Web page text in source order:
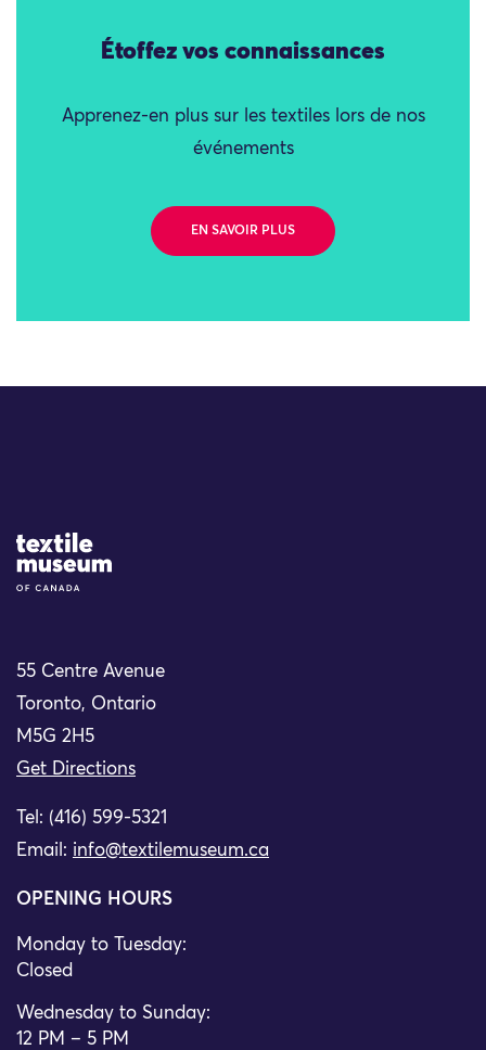
Étoffez vos connaissances
Apprenez-en plus sur les textiles lors de nos
événements
EN SAVOIR PLUS
Site Logo
55 Centre Avenue
Toronto, Ontario
M5G 2H5
Get Directions
Tel: (416) 599-5321
Email: info@textilemuseum.ca
OPENING HOURS
Monday to Tuesday:
Closed
Wednesday to Sunday:
12 PM – 5 PM